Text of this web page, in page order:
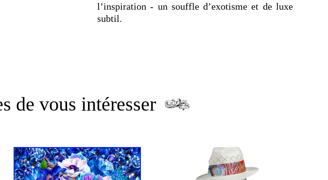
l’inspiration - un souffle d’exotisme et de luxe
subtil.
de vous intéresser